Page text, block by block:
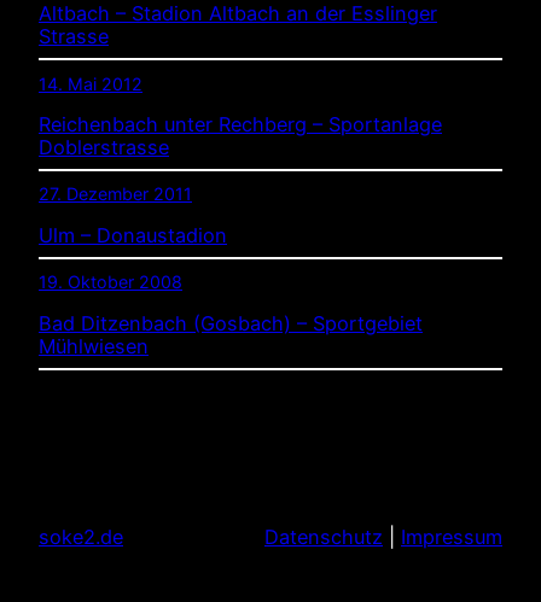
Altbach – Stadion Altbach an der Esslinger
Strasse
14. Mai 2012
Reichenbach unter Rechberg – Sportanlage
Doblerstrasse
27. Dezember 2011
Ulm – Donaustadion
19. Oktober 2008
Bad Ditzenbach (Gosbach) – Sportgebiet
Mühlwiesen
soke2.de Datenschutz Impressum